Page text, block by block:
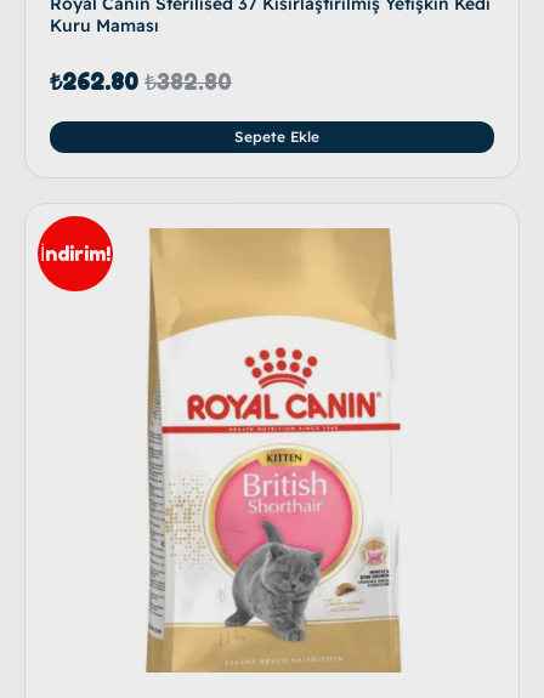
Kuru Maması
₺382.80
₺262.80
Sepete Ekle
İndirim!